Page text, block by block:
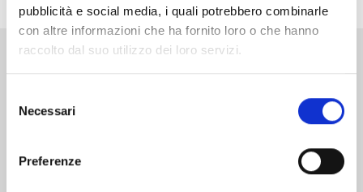
pubblicità e social media, i quali potrebbero combinarle
con altre informazioni che ha fornito loro o che hanno
raccolto dal suo utilizzo dei loro servizi.
delNecessari
Preferenze
Altri volumi della serie